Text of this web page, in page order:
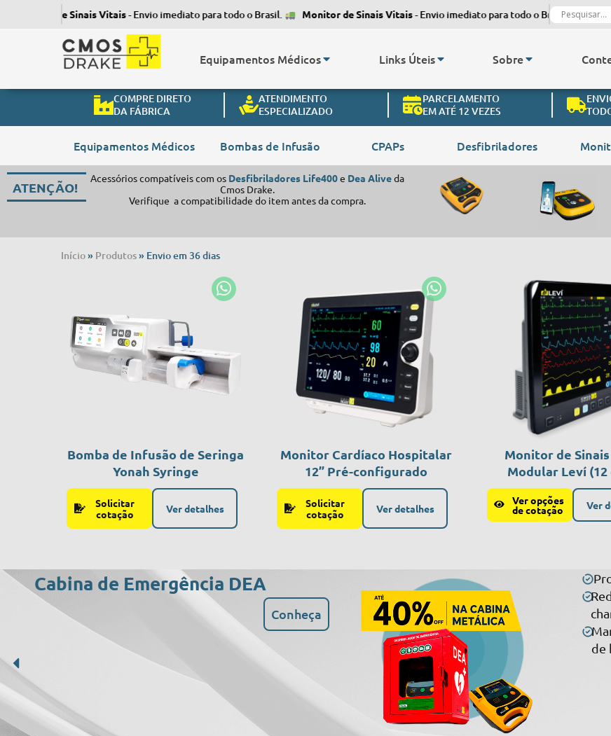
de Sinais Vitais- Envio imediato para todo o Brasil. Monitor de Sinais Vitais- Envio imediato para todo o Brasil. Monitor
Equipamentos Médicos Links Úteis Sobre
COMPRE DIRETO
DA FÁBRICA
ATENDIMENTO
ESPECIALIZADO
PARCELAMENTO
EM ATÉ 12 VEZES
Equipamentos Médicos Bombas de Infusão CPAPs Desfibriladores
ATENÇÃO!
Acessórios compatíveis com os Desfibriladores Life400e Dea Aliveda
Cmos Drake.
Verifique a compatibilidade do item antes da compra.
Início» Produtos» Envio em 36 dias
Bomba de Infusão de Seringa
Yonah Syringe
Solicitar
cotação
Ver detalhes
Monitor Cardíaco Hospitalar
12” Pré-configurado
Solicitar
cotação
Ver detalhes
Monitor de
Modular Leví (12
Ver opções
de cotação Ver
Cabina de Emergência DEA
Conheça
de